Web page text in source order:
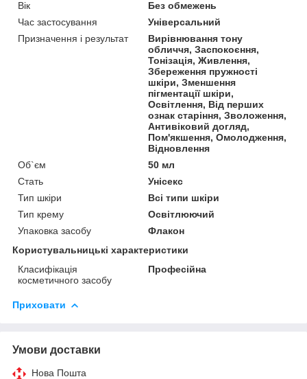
Вік
Без обмежень
Час застосування
Універсальний
Призначення і результат
Вирівнювання тону
обличчя, Заспокоєння,
Тонізація, Живлення,
Збереження пружності
шкіри, Зменшення
пігментації шкіри,
Освітлення, Від перших
ознак старіння, Зволоження,
Антивіковий догляд,
Пом'якшення, Омолодження,
Відновлення
Об`єм
50 мл
Стать
Унісекс
Тип шкіри
Всі типи шкіри
Тип крему
Освітлюючий
Упаковка засобу
Флакон
Користувальницькі характеристики
Класифікація
косметичного засобу
Професійна
Приховати
Умови доставки
Нова Пошта